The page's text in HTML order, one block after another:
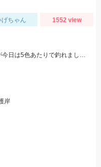
げちゃん 1552 view
先週はまったく当たりもなく終わりましたが今日は5色あたりで釣れました。ちょい投げではまだ難しいですがそろそろきてます！
岸